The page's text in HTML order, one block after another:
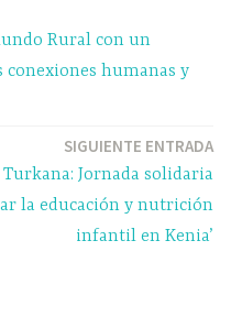
Rural con un
humanas y
SIGUIENTE ENTRADA
Jornada solidaria
la educación y nutrición
infantil en Kenia’